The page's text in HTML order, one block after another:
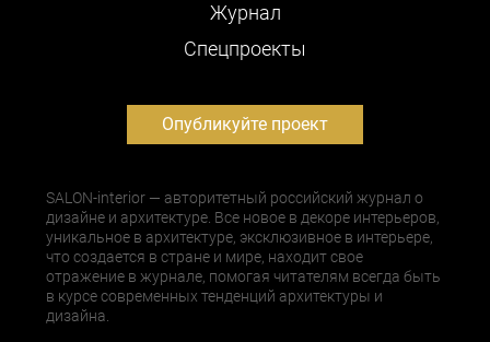
Журнал
Cпецпроекты
Опубликуйте проект
SALON-interior — авторитетный российский журнал о
дизайне и архитектуре. Все новое в декоре интерьеров,
уникальное в архитектуре, эксклюзивное в интерьере,
что создается в стране и мире, находит свое
отражение в журнале, помогая читателям всегда быть
в курсе современных тенденций архитектуры и
дизайна.